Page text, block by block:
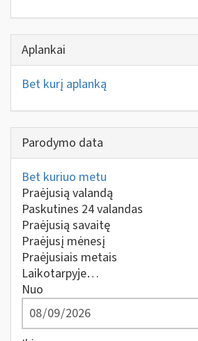
Aplankai
Bet kurį aplanką
Parodymo data
Bet kuriuo metu
Praėjusią valandą
Paskutines 24 valandas
Praėjusią savaitę
Praėjusį mėnesį
Praėjusiais metais
Laikotarpyje…
Nuo